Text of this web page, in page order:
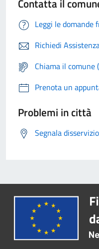
Contatta il
Leggi le domande
Richiedi
Chiama il
Prenota un
Problemi in città
Segnala disservizio